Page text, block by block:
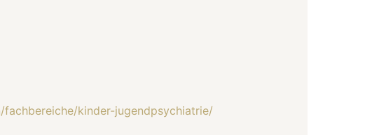
kinder-jugendpsychiatrie/